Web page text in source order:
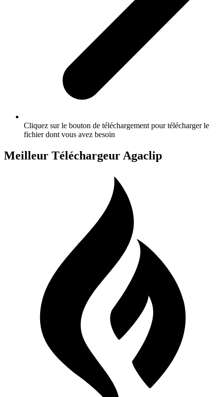
Cliquez sur le bouton de téléchargement pour télécharger le
fichier dont vous avez besoin
Meilleur Téléchargeur Agaclip